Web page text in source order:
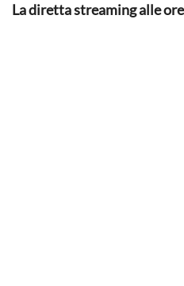
La diretta streaming alle